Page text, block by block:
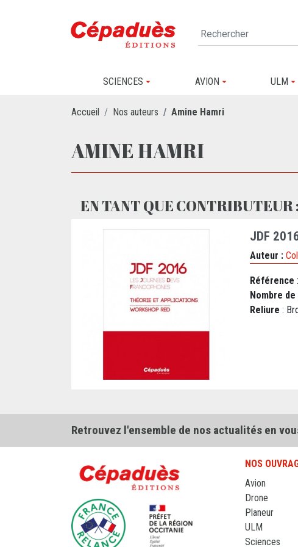
SCIENCES AVION ULM
Accueil Nos auteurs Amine Hamri
AMINE HAMRI
EN TANT QUE CONTRIBUTEUR
JDF
Auteur :
Référence
Nombre de
Reliure :
Retrouvez l'ensemble de nos actualités en
NOS
Avion
Drone
Planeur
ULM
Sciences